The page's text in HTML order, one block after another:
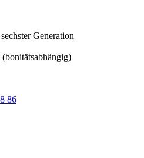
Gene­ration
(bonitätsabhängig)
86